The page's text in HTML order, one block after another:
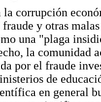
corrupción
y otras
una "plaga
la comunidad
por el fraude
de
en general